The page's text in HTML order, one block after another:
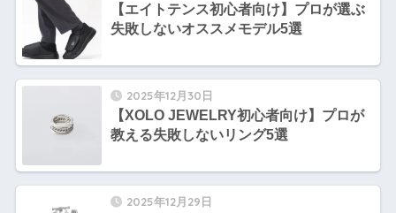
【エイトテンス初心者向け】プロが選ぶ
失敗しないオススメモデル5選
2025年12月30日
【XOLO JEWELRY初心者向け】プロが
教える失敗しないリング5選
2025年12月29日